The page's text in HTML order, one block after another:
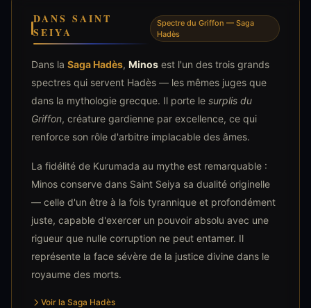
DANS SAINT
SEIYA
Spectre du Griffon — Saga
Hadès
Dans la Saga Hadès, Minos est l'un des trois grands
spectres qui servent Hadès — les mêmes juges que
dans la mythologie grecque. Il porte le surplis du
Griffon, créature gardienne par excellence, ce qui
renforce son rôle d'arbitre implacable des âmes.
La fidélité de Kurumada au mythe est remarquable :
Minos conserve dans Saint Seiya sa dualité originelle
— celle d'un être à la fois tyrannique et profondément
juste, capable d'exercer un pouvoir absolu avec une
rigueur que nulle corruption ne peut entamer. Il
représente la face sévère de la justice divine dans le
royaume des morts.
Voir la Saga Hadès